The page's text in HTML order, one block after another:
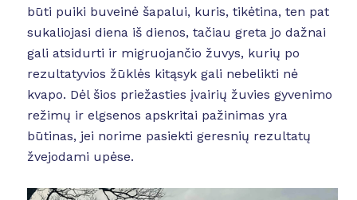
būti puiki buveinė šapalui, kuris, tikėtina, ten pat
sukaliojasi diena iš dienos, tačiau greta jo dažnai
gali atsidurti ir migruojančio žuvys, kurių po
rezultatyvios žūklės kitąsyk gali nebelikti nė
kvapo. Dėl šios priežasties įvairių žuvies gyvenimo
režimų ir elgsenos apskritai pažinimas yra
būtinas, jei norime pasiekti geresnių rezultatų
žvejodami upėse.